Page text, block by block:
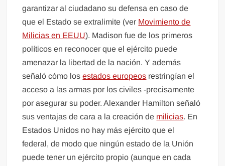
garantizar al ciudadano su defensa en caso de
que el Estado se extralimite (ver Movimiento de
Milicias en EEUU). Madison fue de los primeros
políticos en reconocer que el ejército puede
amenazar la libertad de la nación. Y además
señaló cómo losestados europeos restringían el
acceso a las armas por los civiles -precisamente
por asegurar su poder. Alexander Hamilton señaló
sus ventajas de cara a la creación de milicias. En
Estados Unidos no hay más ejército que el
federal, de modo que ningún estado de la Unión
puede tener un ejército propio (aunque en cada